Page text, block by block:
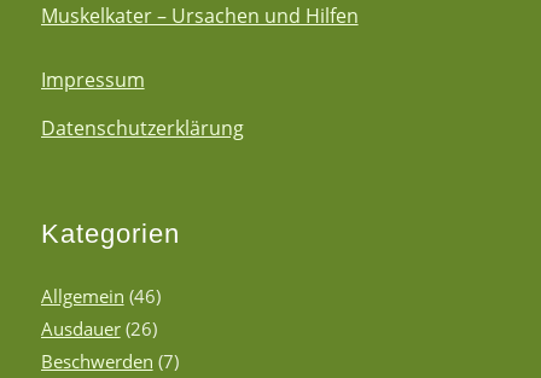
Muskelkater – Ursachen und Hilfen
Impressum
Datenschutzerklärung
Kategorien
Allgemein (46)
Ausdauer(26)
Beschwerden (7)